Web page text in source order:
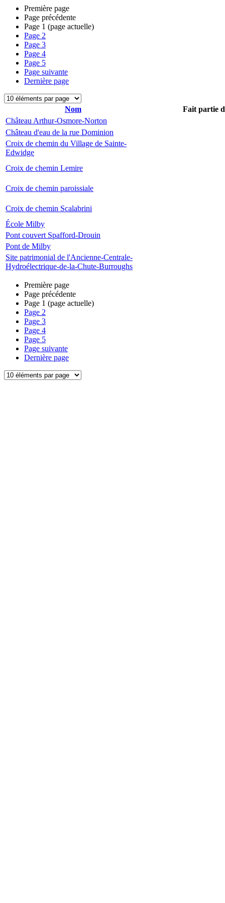
Première page
Page précédente
Page 1 (page actuelle)
Page 2
Page 3
Page 4
Page 5
Page suivante
Dernière page
Nom
Fait partie
Château Arthur-Osmore-Norton
Château d'eau de la rue Dominion
Croix de chemin du Village de Sainte-
Edwidge
Croix de chemin Lemire
Croix de chemin paroissiale
Croix de chemin Scalabrini
École Milby
Pont couvert Spafford-Drouin
Pont de Milby
Site patrimonial de l'Ancienne-Centrale-
Hydroélectrique-de-la-Chute-Burroughs
Première page
Page précédente
Page 1 (page actuelle)
Page 2
Page 3
Page 4
Page 5
Page suivante
Dernière page